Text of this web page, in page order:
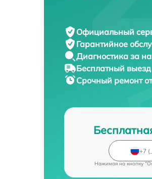
Официальный
Гарантийное
Диагностика за
Бесплатный
Срочный ремонт
Нажимая на кнопку